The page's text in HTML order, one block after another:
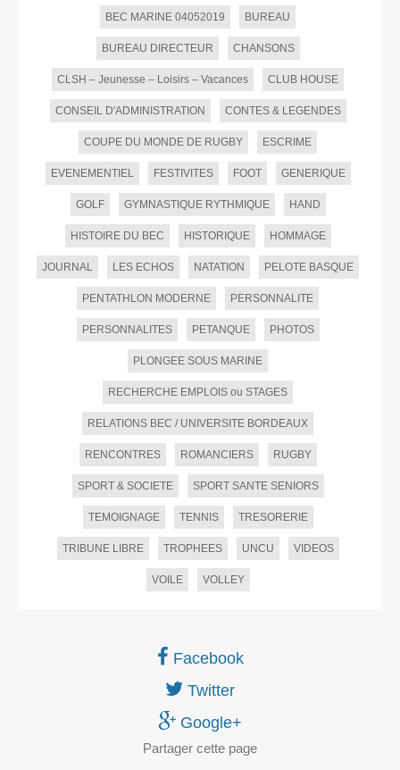
BEC MARINE 04052019 BUREAU
BUREAU DIRECTEUR CHANSONS
CLSH – Jeunesse – Loisirs – Vacances CLUB HOUSE
CONSEIL D'ADMINISTRATION CONTES & LEGENDES
COUPE DU MONDE DE RUGBY ESCRIME
EVENEMENTIEL FESTIVITES FOOT GENERIQUE
GOLF GYMNASTIQUE RYTHMIQUE HAND
HISTOIRE DU BEC HISTORIQUE HOMMAGE
JOURNAL LES ECHOS NATATION PELOTE BASQUE
PENTATHLON MODERNE PERSONNALITE
PERSONNALITES PETANQUE PHOTOS
PLONGEE SOUS MARINE
RECHERCHE EMPLOIS ou STAGES
RELATIONS BEC / UNIVERSITE BORDEAUX
RENCONTRES ROMANCIERS RUGBY
SPORT & SOCIETE SPORT SANTE SENIORS
TEMOIGNAGE TENNIS TRESORERIE
TRIBUNE LIBRE TROPHEES UNCU VIDEOS
VOILE VOLLEY
Facebook
Twitter
Google+
Partager cette page